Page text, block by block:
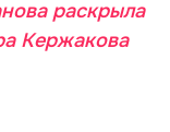
раскрыла
Кержакова